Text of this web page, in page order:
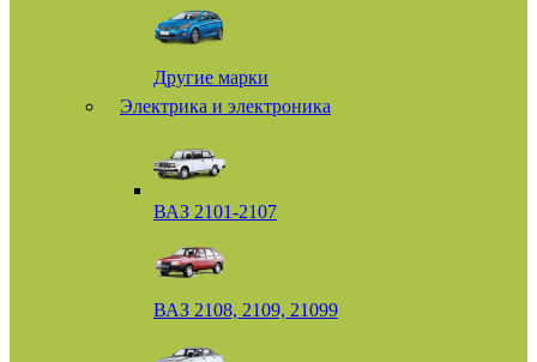
Другие марки
Электрика и электроника
ВАЗ 2101-2107
ВАЗ 2108, 2109, 21099